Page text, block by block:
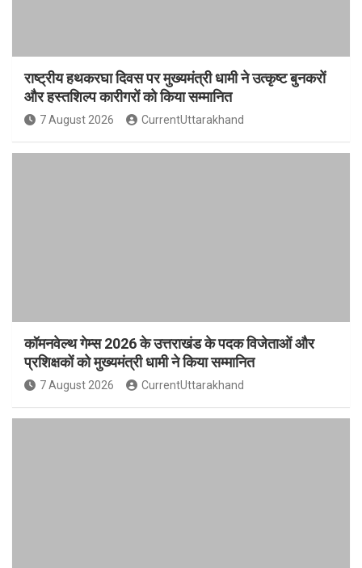
राष्ट्रीय हथकरघा दिवस पर मुख्यमंत्री धामी ने उत्कृष्ट बुनकरों
और हस्तशिल्प कारीगरों को किया सम्मानित
7 August 2026 CurrentUttarakhand
कॉमनवेल्थ गेम्स 2026 के उत्तराखंड के पदक विजेताओं और
प्रशिक्षकों को मुख्यमंत्री धामी ने किया सम्मानित
7 August 2026 CurrentUttarakhand